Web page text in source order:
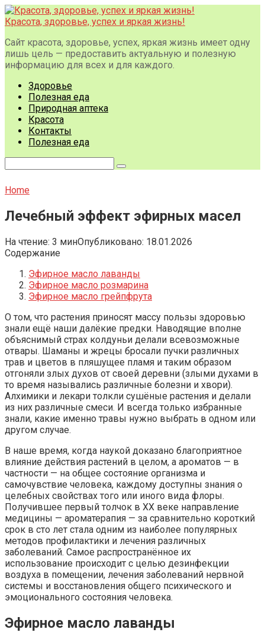
Перейти
к
Красота, здоровье, успех и яркая жизнь!
Сайт красота, здоровье, успех, яркая жизнь имеет одну
лишь цель — предоставить актуальную и полезную
информацию для всех и для каждого.
Здоровье
Полезная еда
Природная аптека
Красота
Контакты
Полезная еда
Home
Лечебный эффект эфирных масел
На чтение: 3 минОпубликовано: 18.01.2026
Содержание
Эфирное масло лаванды
Эфирное масло розмарина
Эфирное масло грейпфрута
О том, что растения приносят массу пользы здоровью
знали ещё наши далёкие предки. Наводящие вполне
объяснимый страх колдуньи делали всевозможные
отвары. Шаманы и жрецы бросали пучки различных
трав и цветов в пляшущее пламя и таким образом
отгоняли злых духов от своей деревни (злыми духами в
то время назывались различные болезни и хвори).
Алхимики и лекари толкли сушёные растения и делали
из них различные смеси. И всегда только избранные
знали, какие именно травы нужно выбрать в одном или
другом случае.
В наше время, когда наукой доказано благоприятное
влияние действия растений в целом, а ароматов — в
частности — на общее состояние организма и
самочувствие человека, каждому доступны знания о
целебных свойствах того или иного вида флоры.
Получившее первый толчок в XX веке направление
медицины — ароматерапия — за сравнительно короткий
срок в сто лет стала одним из наиболее популярных
методов профилактики и лечения различных
заболеваний. Самое распространённое их
использование происходит с целью дезинфекции
воздуха в помещении, лечения заболеваний нервной
системы и восстановления общего психического и
эмоционального состояния человека.
Эфирное масло лаванды